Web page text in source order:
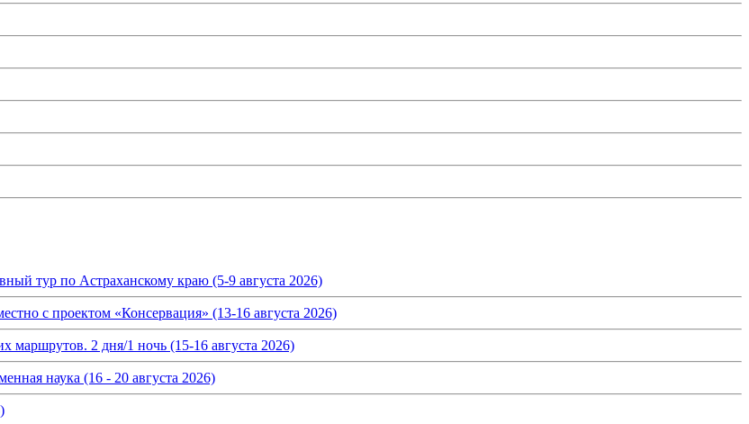
тур по Астраханскому краю (5-9 августа 2026)
с проектом «Консервация» (13-16 августа 2026)
маршрутов. 2 дня/1 ночь (15-16 августа 2026)
наука (16 - 20 августа 2026)